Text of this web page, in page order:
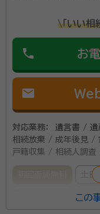
\「いい相
phone お
mail
対応業務：
遺言書 / 遺
相続放棄 / 成年後見 /
戸籍収集 / 相続人調査
土
オン
この